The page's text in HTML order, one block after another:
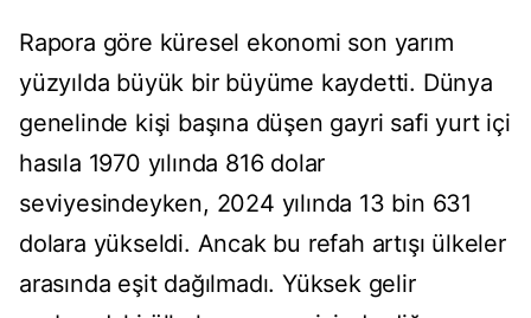
Rapora göre küresel ekonomi son yarım
yüzyılda büyük bir büyüme kaydetti. Dünya
genelinde kişi başına düşen gayri safi yurt içi
hasıla 1970 yılında 816 dolar
seviyesindeyken, 2024 yılında 13 bin 631
dolara yükseldi. Ancak bu refah artışı ülkeler
arasında eşit dağılmadı. Yüksek gelir